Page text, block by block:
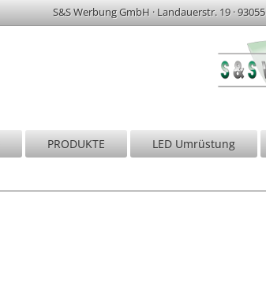
S&S Werbung GmbH · Landauerstr. 19·
PRODUKTE LED Umrüstung